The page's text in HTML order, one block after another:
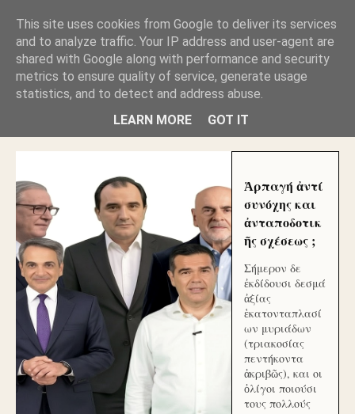
ΑΥΤΟΧΘΟΝΕΣ ΜΟΥ ΕΚΛΕΙΣΑΝ ΤΑ ΣΟΣΙΑΛ ΚΑΙ
ΦΙΜΩΣΑΝ ΤΟ SITE. ΟΙ ΧΙΛΙΑΔΕΣ ΜΙΚΡΟΕΠΕΝΔΥΤΕΣ
ΕΠΕΝΔΥΣΑΤΕ ΓΙΑ ΛΕΗΛΑΣΙΑ ΚΑΙ ΕΓΚΛΗΜΑ ?
ΓΛΥΦΑΔΑ WEB |ΟΙ ΜΕΓΑΛΟΙ ΚΛΕΠΤΑΙ ΑΠΟ ΤΟ
ΜΙΚΡΟΝ ΑΠΑΓΟΥΣΙ
Ἁρπαγή ἀντί
συνόχης και
ἀνταποδοτικ
ῆς σχέσεως ;
Σήμερον δε
ἐκδίδουσι δεσμά
ἀξίας
ἑκατονταπλασί
ων μυριάδων
(τριακοσίας
πεντήκοντα
ἀκριβῶς), και οι
ὀλίγοι ποιούσι
τους πολλούς
This site uses cookies from Google to deliver its services
and to analyze traffic. Your IP address and user-agent are
shared with Google along with performance and security
metrics to ensure quality of service, generate usage
statistics, and to detect and address abuse.
LEARN MORE
GOT IT